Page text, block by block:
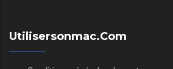
Utilisersonmac.com